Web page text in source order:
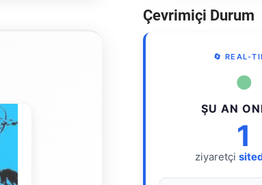
Çevrimiçi Durum
🔄 REAL-
●
ŞU AN
1
ziyaretçi